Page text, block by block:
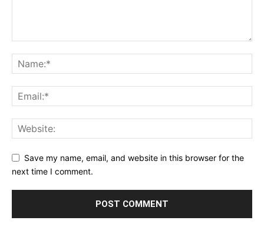
Save my name, email, and website in this browser for the
next time I comment.